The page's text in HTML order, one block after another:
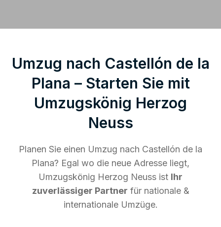
Umzug nach Castellón de la
Plana – Starten Sie mit
Umzugskönig Herzog
Neuss
Planen Sie einen Umzug nach Castellón de la
Plana? Egal wo die neue Adresse liegt,
Umzugskönig Herzog Neuss ist Ihr
zuverlässiger Partner für nationale &
internationale Umzüge.